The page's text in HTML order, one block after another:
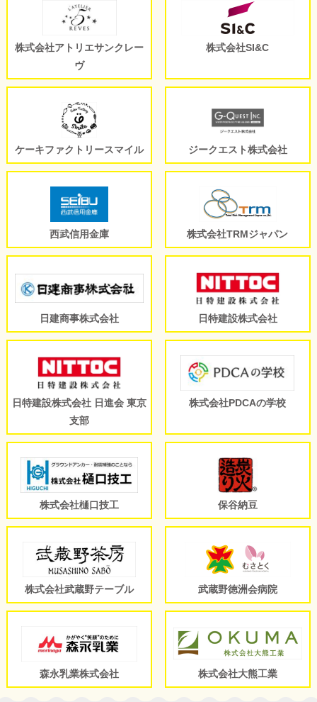
株式会社アトリエサンクレー
ヴ
株式会社SI&C
ケーキファクトリースマイル ジークエスト株式会社
西武信用金庫 株式会社TRMジャパン
日建商事株式会社 日特建設株式会社
日特建設株式会社 日進会 東京
支部
株式会社PDCAの学校
株式会社樋口技工 保谷納豆
株式会社武蔵野テーブル 武蔵野徳洲会病院
森永乳業株式会社 株式会社大熊工業